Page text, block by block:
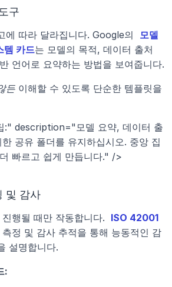
구
에 따라 달라집니다. Google의
모델
템 카드는 모델의 목적, 데이터 출처
언어로 요약하는 방법을 보여줍니다.
든 이해할 수 있도록 단순한 템플릿을
description="모델 요약, 데이터 출
공유 폴더를 유지하십시오. 중앙 집
빠르고 쉽게 만듭니다." />
및 감사
행될 때만 작동합니다. ISO 42001
정 및 감사 추적을 통해 능동적인 감
설명합니다.
: